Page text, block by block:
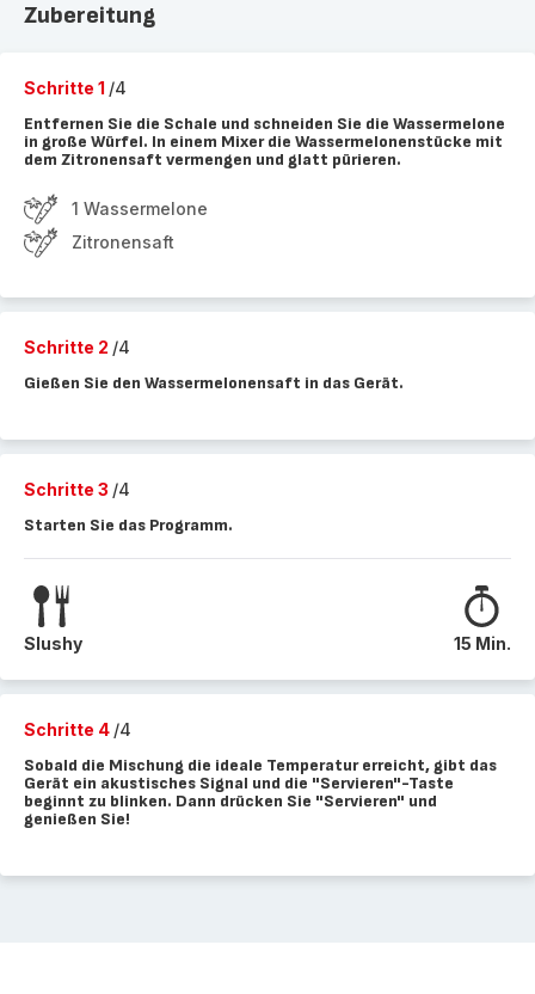
Zubereitung
Schritte 1 /4
Entfernen Sie die Schale und schneiden Sie die Wassermelone
in große Würfel. In einem Mixer die Wassermelonenstücke mit
dem Zitronensaft vermengen und glatt pürieren.
1 Wassermelone
Zitronensaft
Schritte 2 /4
Gießen Sie den Wassermelonensaft in das Gerät.
Schritte 3 /4
Starten Sie das Programm.
Slushy 15 Min.
Schritte 4 /4
Sobald die Mischung die ideale Temperatur erreicht, gibt das
Gerät ein akustisches Signal und die "Servieren"-Taste
beginnt zu blinken. Dann drücken Sie "Servieren" und
genießen Sie!